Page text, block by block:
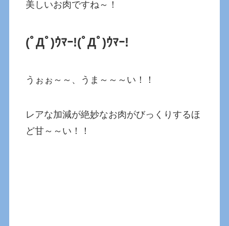
美しいお肉ですね～！
(ﾟДﾟ)ｳﾏｰ!(ﾟДﾟ)ｳﾏｰ!
うぉぉ～～、うま～～～い！！
レアな加減が絶妙なお肉がびっくりするほ
ど甘～～い！！